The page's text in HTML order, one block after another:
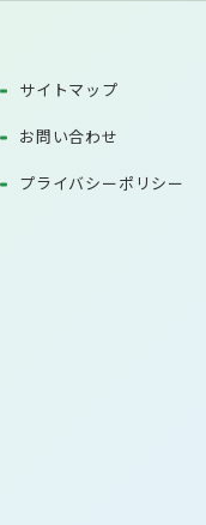
サイトマップ
お問い合わせ
プライバシーポリシー